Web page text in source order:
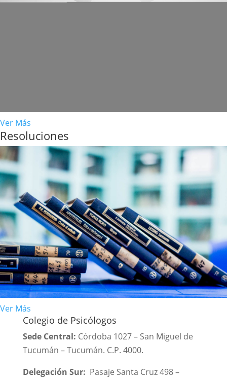
Ver Más
Resoluciones
Ver Más
Colegio de Psicólogos
Sede Central: Córdoba 1027 – San Miguel de
Tucumán – Tucumán. C.P. 4000.
Delegación Sur: Pasaje Santa Cruz 498 –